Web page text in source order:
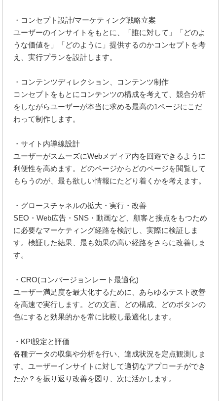
・コンセプト設計/マーケティング戦略立案
ユーザーのインサイトをもとに、「誰に対して」「どのよ
うな価値を」「どのように」提供するのかコンセプトを考
え、実行プランを設計します。
・コンテンツディレクション、コンテンツ制作
コンセプトをもとにコンテンツの構成を考えて、競合分析
をしながらユーザーが本当に求める最高の1ページにこだ
わって制作します。
・サイト内導線設計
ユーザーがスムーズにWebメディア内を回遊できるように
利便性を高めます。どのページからどのページを閲覧して
もらうのが、最も欲しい情報にたどり着くかを考えます。
・グロースチャネルの拡大・実行・改善
SEO・Web広告・SNS・動画など、顧客と接点をもつため
に必要なマーケティング経路を検討し、実際に検証しま
す。検証した結果、最も効果の高い経路をさらに改善しま
す。
・CRO(コンバージョンレート最適化)
ユーザー満足度を最大化するために、あらゆるテスト改善
を高速で実行します。どの文言、どの構成、どのボタンの
色にすると効果的かを常に比較し最適化します。
・KPI設定と評価
各種データの収集や分析を行い、達成状況を定点観測しま
す。ユーザーインサイトに対して適切なアプローチができ
たか？を振り返り改善を図り、次に活かします。